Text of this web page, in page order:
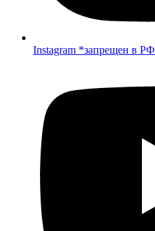
Instagram *запрещен в РФ